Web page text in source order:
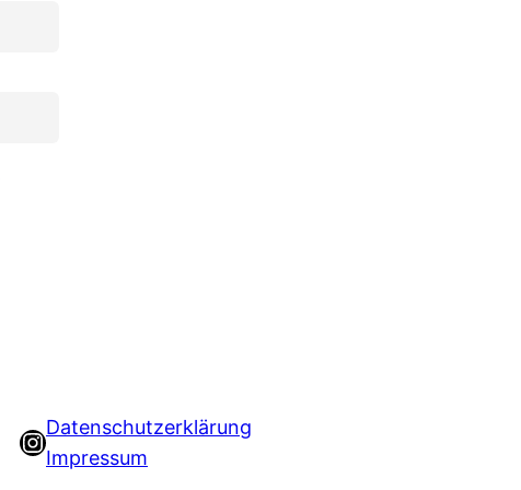
Instagram
Datenschutzerklärung
Impressum